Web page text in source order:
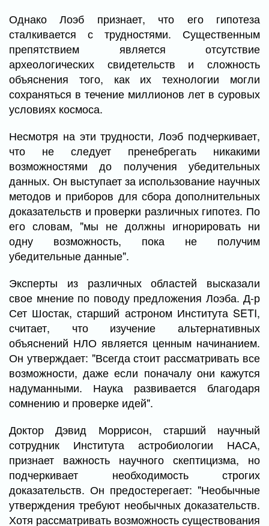
Однако Лоэб признает, что его гипотеза
сталкивается с трудностями. Существенным
препятствием является отсутствие
археологических свидетельств и сложность
объяснения того, как их технологии могли
сохраняться в течение миллионов лет в суровых
условиях космоса.
Несмотря на эти трудности, Лоэб подчеркивает,
что не следует пренебрегать никакими
возможностями до получения убедительных
данных. Он выступает за использование научных
методов и приборов для сбора дополнительных
доказательств и проверки различных гипотез. По
его словам, "мы не должны игнорировать ни
одну возможность, пока не получим
убедительные данные".
Эксперты из различных областей высказали
свое мнение по поводу предложения Лоэба. Д-р
Сет Шостак, старший астроном Института SETI,
считает, что изучение альтернативных
объяснений НЛО является ценным начинанием.
Он утверждает: "Всегда стоит рассматривать все
возможности, даже если поначалу они кажутся
надуманными. Наука развивается благодаря
сомнению и проверке идей".
Доктор Дэвид Моррисон, старший научный
сотрудник Института астробиологии НАСА,
признает важность научного скептицизма, но
подчеркивает необходимость строгих
доказательств. Он предостерегает: "Необычные
утверждения требуют необычных доказательств.
Хотя рассматривать возможность существования